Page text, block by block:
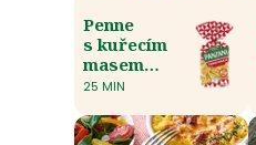
Penne
s kuřecím
masem
a pestem
25 MIN